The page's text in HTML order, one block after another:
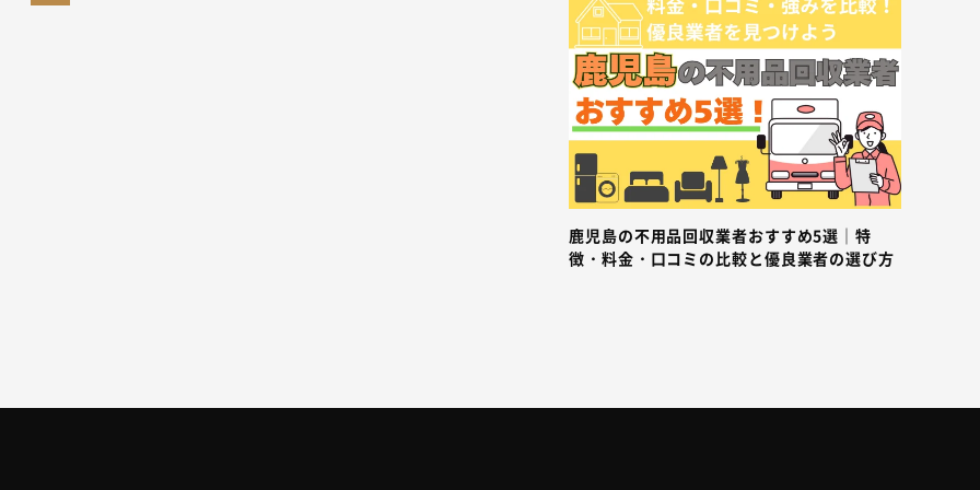
鹿児島の不用品回収業者おすすめ5選｜特
徴・料金・口コミの比較と優良業者の選び方